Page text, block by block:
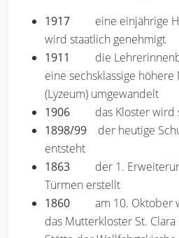
1917 eine einjährige
wird staatlich genehmigt
1911 die
eine sechsklassige
(Lyzeum) umgewandelt
1906 das Kloster wird
1898/99 der heutige
entsteht
1863 der 1.
Türmen erstellt
1860
am 10. Oktober
das Mutterkloster St.